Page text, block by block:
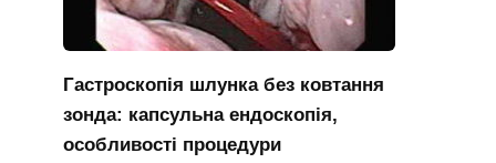
Гастроскопія шлунка без ковтання
зонда: капсульна ендоскопія,
особливості процедури